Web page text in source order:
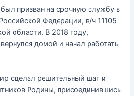
призван на срочную службу в
Федерации, в/ч 11105
области. В 2018 году,
домой и начал работать
сделал решительный шаг и
Родины, присоединившись